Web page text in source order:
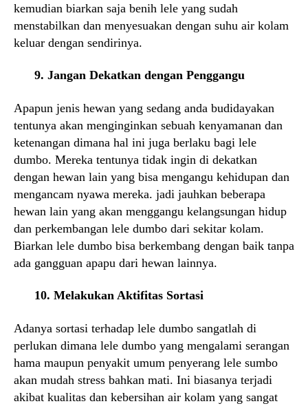
kemudian biarkan saja benih lele yang sudah
menstabilkan dan menyesuakan dengan suhu air kolam
keluar dengan sendirinya.
9. Jangan Dekatkan dengan Penggangu
Apapun jenis hewan yang sedang anda budidayakan
tentunya akan menginginkan sebuah kenyamanan dan
ketenangan dimana hal ini juga berlaku bagi lele
dumbo. Mereka tentunya tidak ingin di dekatkan
dengan hewan lain yang bisa mengangu kehidupan dan
mengancam nyawa mereka. jadi jauhkan beberapa
hewan lain yang akan menggangu kelangsungan hidup
dan perkembangan lele dumbo dari sekitar kolam.
Biarkan lele dumbo bisa berkembang dengan baik tanpa
ada gangguan apapu dari hewan lainnya.
10. Melakukan Aktifitas Sortasi
Adanya sortasi terhadap lele dumbo sangatlah di
perlukan dimana lele dumbo yang mengalami serangan
hama maupun penyakit umum penyerang lele sumbo
akan mudah stress bahkan mati. Ini biasanya terjadi
akibat kualitas dan kebersihan air kolam yang sangat